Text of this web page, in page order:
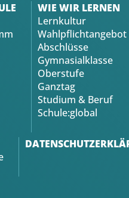
WIE WIR LERNEN
Lernkultur
Wahlpflichtangebot
Abschlüsse
Gymnasialklasse
Oberstufe
Ganztag
Studium & Beruf
Schule:global